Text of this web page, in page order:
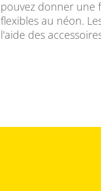
pouvez donner une
flexibles au néon.
l'aide des